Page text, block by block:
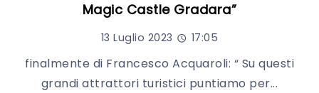
Magic Castle Gradara”
13 Luglio 2023 17:05
finalmente di Francesco Acquaroli: “ Su questi
grandi attrattori turistici puntiamo per...